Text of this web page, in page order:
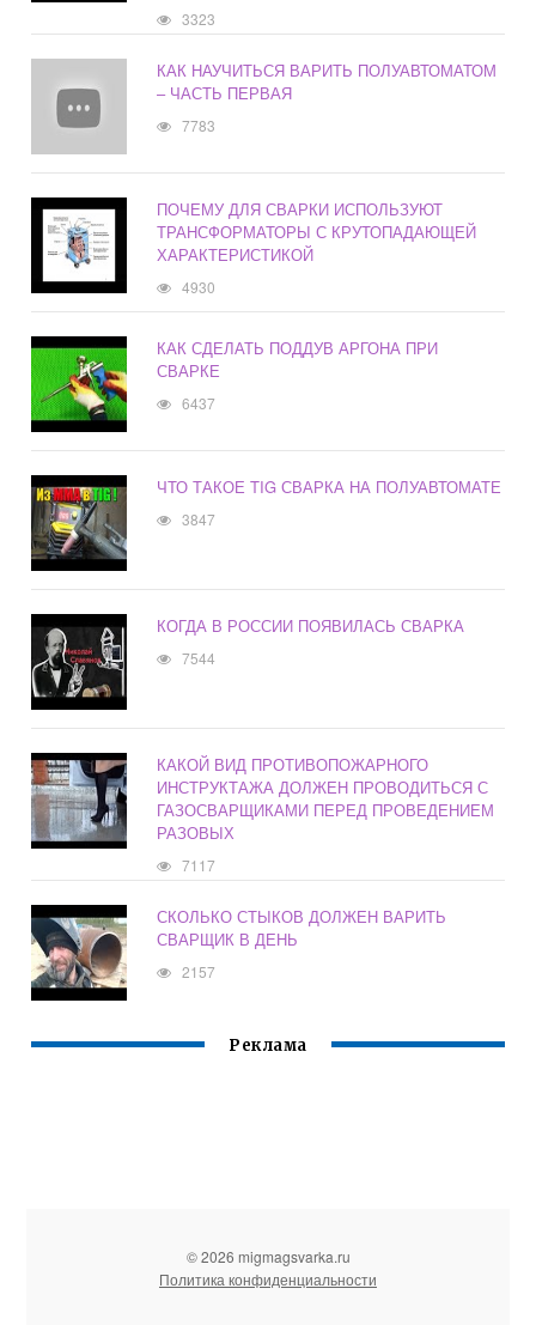
3323
КАК НАУЧИТЬСЯ ВАРИТЬ ПОЛУАВТОМАТОМ
– ЧАСТЬ ПЕРВАЯ
7783
ПОЧЕМУ ДЛЯ СВАРКИ ИСПОЛЬЗУЮТ
ТРАНСФОРМАТОРЫ С КРУТОПАДАЮЩЕЙ
ХАРАКТЕРИСТИКОЙ
4930
КАК СДЕЛАТЬ ПОДДУВ АРГОНА ПРИ
СВАРКЕ
6437
ЧТО ТАКОЕ TIG СВАРКА НА ПОЛУАВТОМАТЕ
3847
КОГДА В РОССИИ ПОЯВИЛАСЬ СВАРКА
7544
КАКОЙ ВИД ПРОТИВОПОЖАРНОГО
ИНСТРУКТАЖА ДОЛЖЕН ПРОВОДИТЬСЯ С
ГАЗОСВАРЩИКАМИ ПЕРЕД ПРОВЕДЕНИЕМ
РАЗОВЫХ
7117
СКОЛЬКО СТЫКОВ ДОЛЖЕН ВАРИТЬ
СВАРЩИК В ДЕНЬ
2157
Реклама
© 2026 migmagsvarka.ru
Политика конфиденциальности